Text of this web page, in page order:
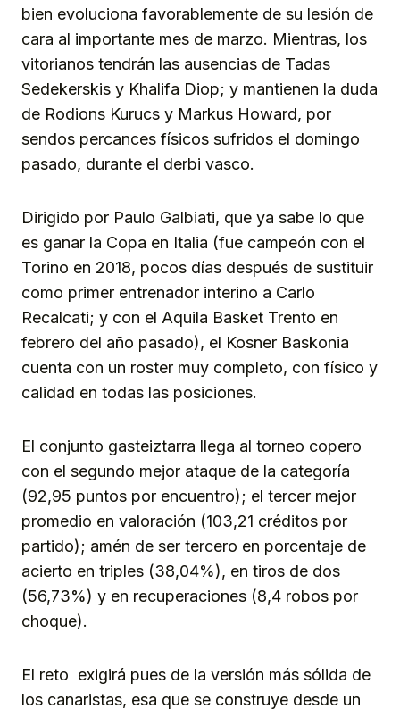
bien evoluciona favorablemente de su lesión de
cara al importante mes de marzo. Mientras, los
vitorianos tendrán las ausencias de Tadas
Sedekerskis y Khalifa Diop; y mantienen la duda
de Rodions Kurucs y Markus Howard, por
sendos percances físicos sufridos el domingo
pasado, durante el derbi vasco.
Dirigido por Paulo Galbiati, que ya sabe lo que
es ganar la Copa en Italia (fue campeón con el
Torino en 2018, pocos días después de sustituir
como primer entrenador interino a Carlo
Recalcati; y con el Aquila Basket Trento en
febrero del año pasado), el Kosner Baskonia
cuenta con un roster muy completo, con físico y
calidad en todas las posiciones.
El conjunto gasteiztarra llega al torneo copero
con el segundo mejor ataque de la categoría
(92,95 puntos por encuentro); el tercer mejor
promedio en valoración (103,21 créditos por
partido); amén de ser tercero en porcentaje de
acierto en triples (38,04%), en tiros de dos
(56,73%) y en recuperaciones (8,4 robos por
choque).
El reto exigirá pues de la versión más sólida de
los canaristas, esa que se construye desde un